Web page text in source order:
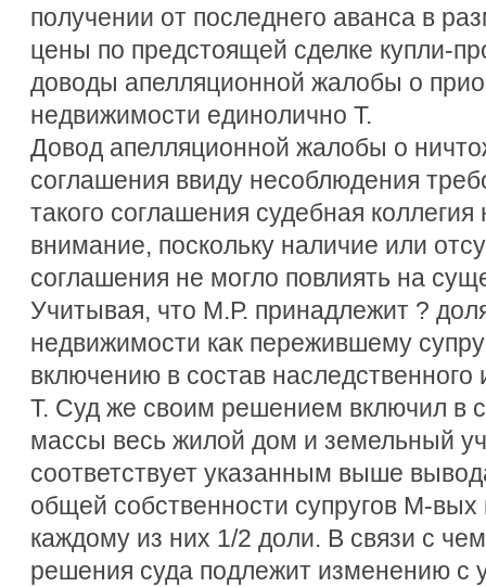
получении от последнего аванса в
цены по предстоящей сделке купли-
доводы апелляционной жалобы о
недвижимости единолично Т.
Довод апелляционной жалобы о
соглашения ввиду несоблюдения
такого соглашения судебная
внимание, поскольку наличие или
соглашения не могло повлиять на
Учитывая, что М.Р. принадлежит ?
недвижимости как пережившему
включению в состав
Т. Суд же своим решением включил в
массы весь жилой дом и земельный
соответствует указанным выше
общей собственности супругов М-
каждому из них 1/2 доли. В связи с
решения суда подлежит изменению с